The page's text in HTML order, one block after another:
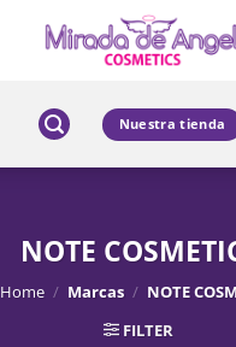
Nuestra tienda
NOTE
Home / Marcas / NOTE
FILTER